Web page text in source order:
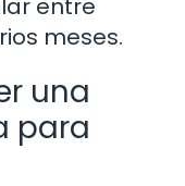
entre
meses.
una
para